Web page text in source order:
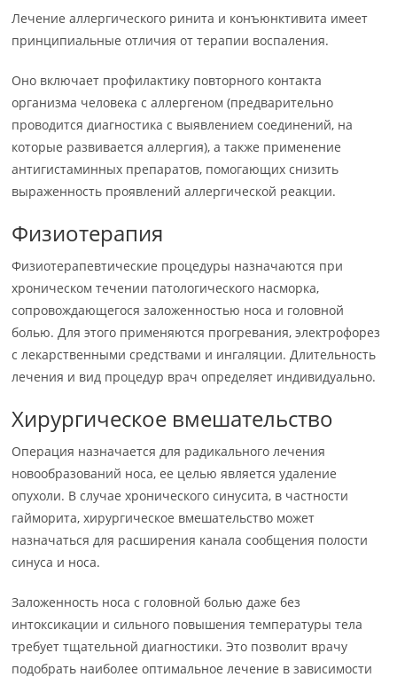
Лечение аллергического ринита и конъюнктивита имеет
принципиальные отличия от терапии воспаления.
Оно включает профилактику повторного контакта
организма человека с аллергеном (предварительно
проводится диагностика с выявлением соединений, на
которые развивается аллергия), а также применение
антигистаминных препаратов, помогающих снизить
выраженность проявлений аллергической реакции.
Физиотерапия
Физиотерапевтические процедуры назначаются при
хроническом течении патологического насморка,
сопровождающегося заложенностью носа и головной
болью. Для этого применяются прогревания, электрофорез
с лекарственными средствами и ингаляции. Длительность
лечения и вид процедур врач определяет индивидуально.
Хирургическое вмешательство
Операция назначается для радикального лечения
новообразований носа, ее целью является удаление
опухоли. В случае хронического синусита, в частности
гайморита, хирургическое вмешательство может
назначаться для расширения канала сообщения полости
синуса и носа.
Заложенность носа с головной болью даже без
интоксикации и сильного повышения температуры тела
требует тщательной диагностики. Это позволит врачу
подобрать наиболее оптимальное лечение в зависимости